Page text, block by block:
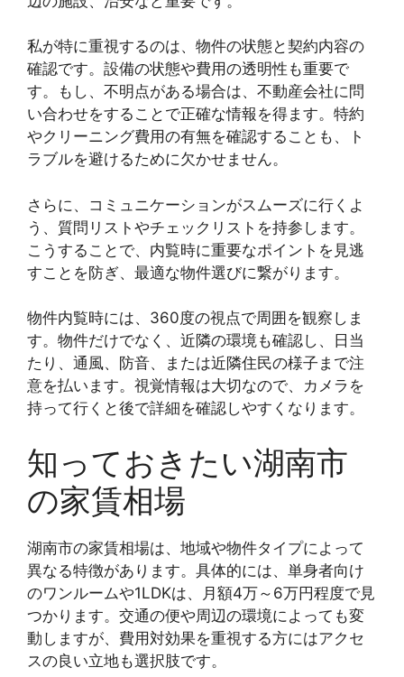
私が特に重視するのは、物件の状態と契約内容の
確認です。設備の状態や費用の透明性も重要で
す。もし、不明点がある場合は、不動産会社に問
い合わせをすることで正確な情報を得ます。特約
やクリーニング費用の有無を確認することも、ト
ラブルを避けるために欠かせません。
さらに、コミュニケーションがスムーズに行くよ
う、質問リストやチェックリストを持参します。
こうすることで、内覧時に重要なポイントを見逃
すことを防ぎ、最適な物件選びに繋がります。
物件内覧時には、360度の視点で周囲を観察しま
す。物件だけでなく、近隣の環境も確認し、日当
たり、通風、防音、または近隣住民の様子まで注
意を払います。視覚情報は大切なので、カメラを
持って行くと後で詳細を確認しやすくなります。
知っておきたい湖南市
の家賃相場
湖南市の家賃相場は、地域や物件タイプによって
異なる特徴があります。具体的には、単身者向け
のワンルームや1LDKは、月額4万～6万円程度で見
つかります。交通の便や周辺の環境によっても変
動しますが、費用対効果を重視する方にはアクセ
スの良い立地も選択肢です。